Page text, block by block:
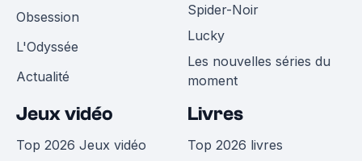
Obsession
L'Odyssée
Actualité
Spider-Noir
Lucky
Les nouvelles séries du
moment
Jeux vidéo
Top 2026 Jeux vidéo
Livres
Top 2026 livres